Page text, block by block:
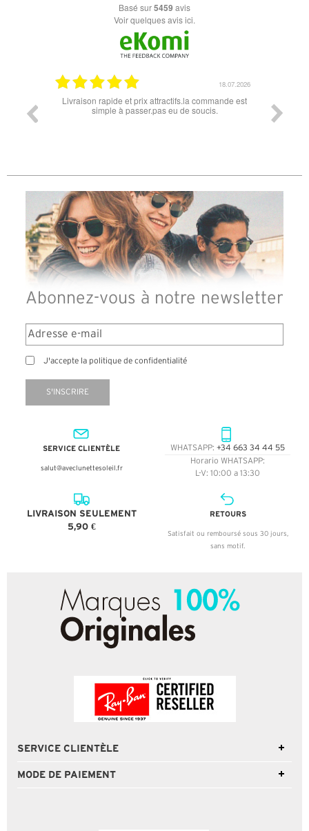
basé sur5459 avis
Voir quelques avis ici.
06.07.2026
Super lunette merci pour les lunettes pour l'éclipse
Abonnez-vous à notre newsletter
J'accepte la politique de confidentialité
S'INSCRIRE
SERVICE CLIENTÈLE
salut@aveclunettesoleil.fr
WHATSAPP: +34 663 34 44 55
Horario WHATSAPP:
L-V: 10:00 a 13:30
LIVRAISON SEULEMENT
5,90 €
RETOURS
Satisfait ou remboursé sous 30 jours,
sans motif.
SERVICE CLIENTÈLE
MODE DE PAIEMENT